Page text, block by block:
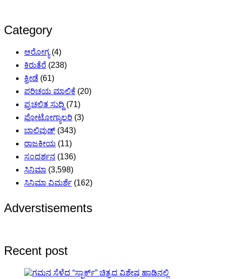
Category
ಆರೋಗ್ಯ(4)
ಕಿರುತೆರೆ (238)
ಕ್ರೀಡೆ (61)
ಪರಿಚಯ ಮಾಲಿಕೆ (20)
ಪ್ರಚಲಿತ ಸುದ್ದಿ (71)
ಫೋಟೋಗ್ಯಾಲರಿ (3)
ಬಾಲಿವುಡ್ (343)
ರಾಜಕೀಯ (11)
ಸಂದರ್ಶನ (136)
ಸಿನಿಮಾ (3,598)
ಸಿನಿಮಾ ವಿಮರ್ಶೆ (162)
Adverstisements
Recent post